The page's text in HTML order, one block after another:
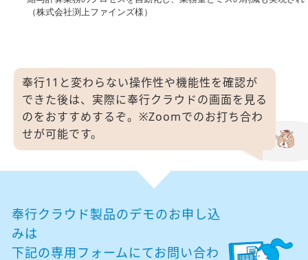
奉行11と変わらない操作性や機能性を確認が
できた後は、 実際に奉行クラウドの画面を見る
のをおすすめするぞ。 ※Zoomでのお打ち合わ
せが可能です。
奉行クラウド製品のデモのお申し込
みは
下記の専⽤フォームにてお問い合わ